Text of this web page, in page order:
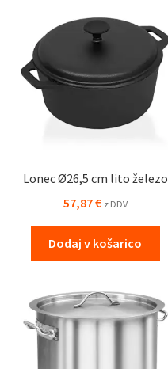
Lonec Ø26,5 cm lito železo
57,87€ z DDV
Dodaj v košarico